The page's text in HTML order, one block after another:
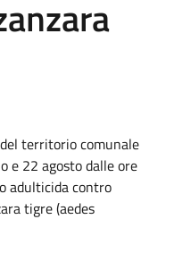
territorio comunale
e 22 agosto dalle ore
adulticida contro
tigre (aedes